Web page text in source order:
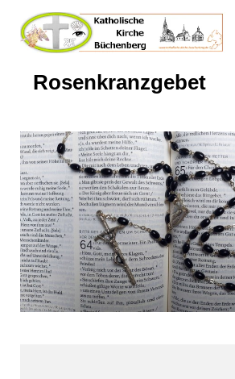
Rosenkranzgebet